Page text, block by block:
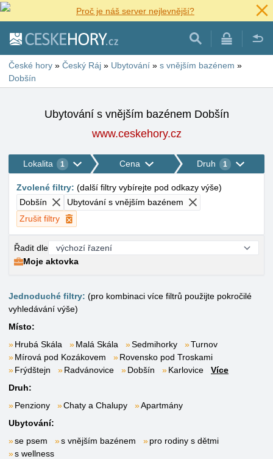
Proč je náš server nejlevnější?
České hory » Český Ráj » Ubytování » s vnějším bazénem »
Dobšín
Ubytování s vnějším bazénem Dobšín
www.ceskehory.cz
Lokalita 1 Cena Druh 1
Zvolené filtry: (další filtry vybírejte pod odkazy výše)
Dobšín
Ubytování s vnějším bazénem
Zrušit filtry
Řadit dle
Moje aktovka
Jednoduché filtry: (pro kombinaci více filtrů použijte pokročilé
vyhledávání výše)
Místo:
Hrubá Skála
Malá Skála Sedmihorky
Turnov
Mírová pod Kozákovem
Rovensko pod Troskami
Frýdštejn
Radvánovice Dobšín Karlovice
Více
Druh:
Penziony
Chaty a Chalupy
Apartmány
Ubytování:
se psem
s vnějším bazénem
pro rodiny s dětmi
s wellness